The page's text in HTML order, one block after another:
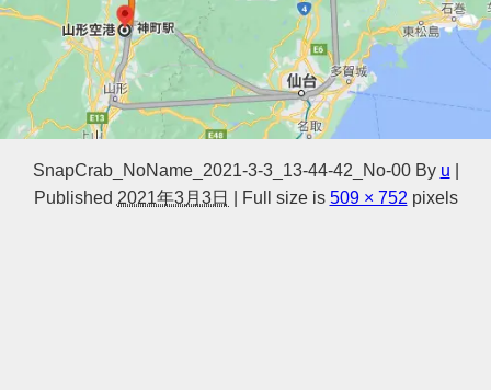
SnapCrab_NoName_2021-3-3_13-44-42_No-00 By u
Published 2021年3月3日 Full size is 509 × 752 pixels